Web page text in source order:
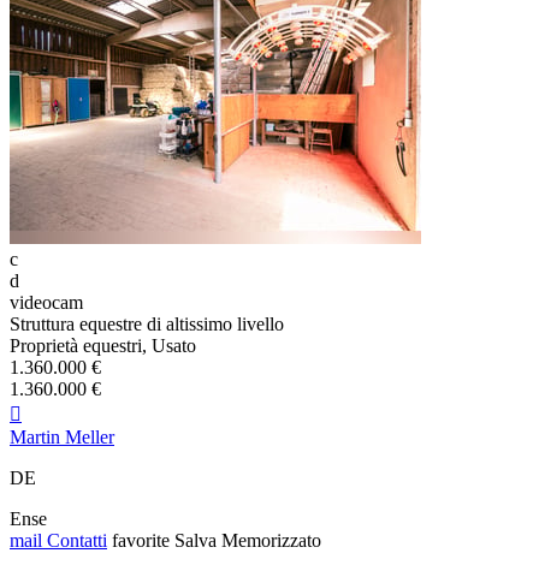
c
d
videocam
Struttura equestre di altissimo livello
Proprietà equestri, Usato
1.360.000 €
1.360.000 €

Martin Meller
DE
Ense
mail Contatti favorite Salva Memorizzato